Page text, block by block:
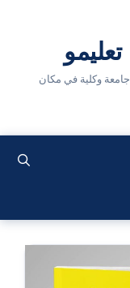
بوابة الأخبار الأكاديمية العراقية — أكثر من 20 جامعة وكلية في مكان